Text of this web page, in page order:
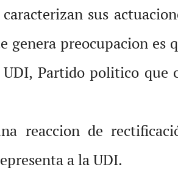
sus
genera preocupacion es
Partido politico que
reaccion de
a la UDI.